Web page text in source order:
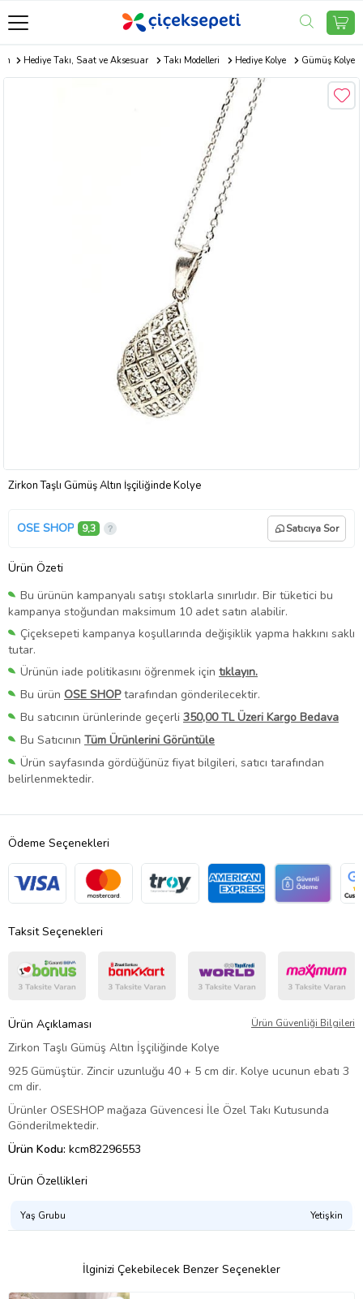
Hediye Takı, Saat ve Aksesuar Takı Modelleri Hediye Kolye Gümüş Kolye
Zirkon Taşlı Gümüş Altın İşçiliğinde Kolye
OSE SHOP 9,3 Satıcıya Sor
Ürün Özeti
Bu ürünün kampanyalı satışı stoklarla sınırlıdır. Bir tüketici bu
kampanya stoğundan maksimum 10 adet satın alabilir.
Çiçeksepeti kampanya koşullarında değişiklik yapma hakkını saklı
tutar.
Ürünün iade politikasını öğrenmek için tıklayın.
Bu ürün OSE SHOPtarafından gönderilecektir.
Bu satıcının ürünlerinde geçerli 350,00 TL Üzeri Kargo Bedava
Bu Satıcının Tüm Ürünlerini Görüntüle
Ürün sayfasında gördüğünüz fiyat bilgileri, satıcı tarafından
belirlenmektedir.
Ödeme Seçenekleri
Taksit Seçenekleri
Ürün Açıklaması Ürün Güvenliği Bilgileri
Zirkon Taşlı Gümüş Altın İşçiliğinde Kolye
925 Gümüştür. Zincir uzunluğu 40 + 5 cm dir. Kolye ucunun ebatı 3
cm dir.
Ürünler OSESHOP mağaza Güvencesi İle Özel Takı Kutusunda
Gönderilmektedir.
Ürün Kodu: kcm82296553
Ürün Özellikleri
Yaş Grubu Yetişkin
İlginizi Çekebilecek Benzer Seçenekler